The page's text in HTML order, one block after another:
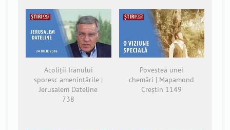
Acoliții Iranului
sporesc amenințările |
Jerusalem Dateline
738
Povestea unei
chemări | Mapamond
Creștin 1149